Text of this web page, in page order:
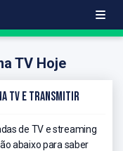
TV Hoje
TV e Transmitir
de TV e streaming
abaixo para saber